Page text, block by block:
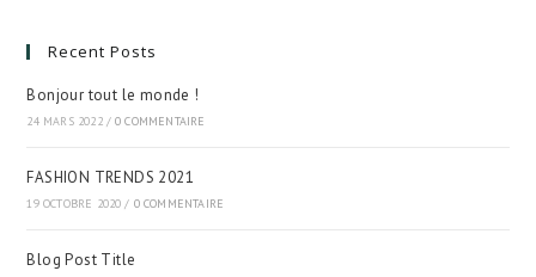
Recent Posts
Bonjour tout le monde !
24 MARS 2022 / 0 COMMENTAIRE
FASHION TRENDS 2021
19 OCTOBRE 2020 / 0 COMMENTAIRE
Blog Post Title